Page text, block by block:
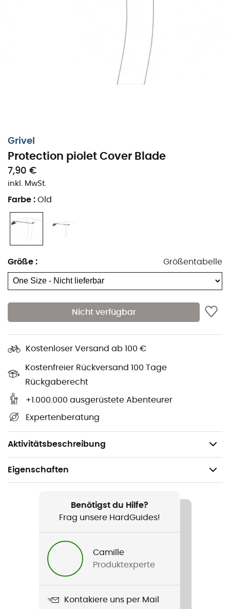
Grivel
Protection piolet Cover Blade
7,90 €
inkl. MwSt.
Farbe : Old
Größe : Größentabelle
Nicht verfügbar
Kostenloser Versand ab 100 €
Kostenfreier Rückversand 100 Tage
Rückgaberecht
+1.000.000 ausgerüstete Abenteurer
Expertenberatung
Aktivitätsbeschreibung
Ob du in den öffentlichen Verkehrsmitteln unterwegs
bist oder auf dem Eisfeld wanderst,
deines Eispickels mit dem Cover Blade Zubehör von
Grivel, um deinen Rucksack vor Rissen oder deine
Aktivitätskollegen vor ungewollten Zwischenfällen bei
Diese Plastikspitzenabdeckungbedeckt die scharfe
kannst du den Cover Blade Schutz am Griff lassen oder
ihn vollständig entfernen.
Eigenschaften
Gewicht: 65 g.
Eigenschaften
Eisklettern / Bergsteigen
Herren / Damen
Benötigst du Hilfe?
Frag unsere HardGuides!
Camille
Produktexperte
Kontakiere uns per Mail